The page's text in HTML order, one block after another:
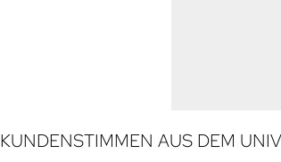
KUNDENSTIMMEN AUS DEM